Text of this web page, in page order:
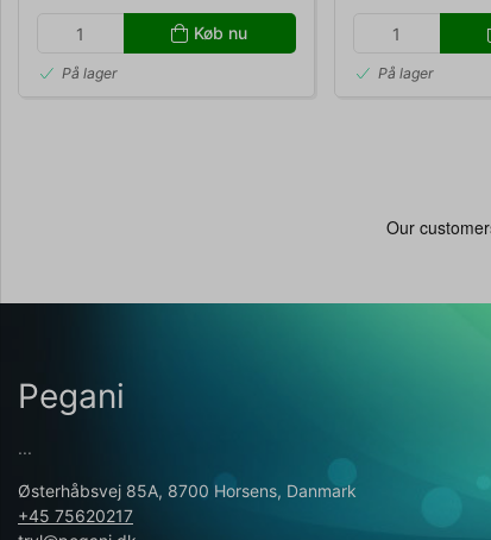
Køb nu
På lager På lager
Pegani
...
Østerhåbsvej 85A, 8700 Horsens, Danmark
+45 75620217